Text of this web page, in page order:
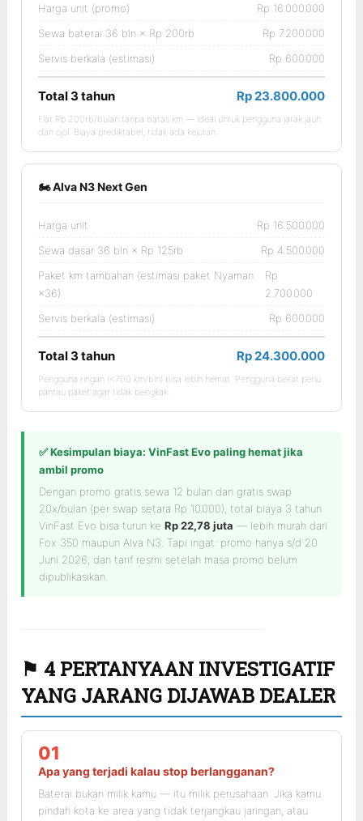
Harga unit (promo)
Rp 16.000.000
Sewa baterai 36 bln × Rp 200rb
Rp 7.200.000
Servis berkala (estimasi)
Rp 600.000
Total 3 tahun Rp 23.800.000
Flat Rp 200rb/bulan tanpa batas km — ideal untuk pengguna jarak jauh
dan ojol. Biaya prediktabel, tidak ada kejutan.
🏍️ Alva N3 Next Gen
Harga unit
Rp 16.500.000
Sewa dasar 36 bln × Rp 125rb
Rp 4.500.000
Paket km tambahan (estimasi paket Nyaman
×36)
Rp
2.700.000
Servis berkala (estimasi)
Rp 600.000
Total 3 tahun Rp 24.300.000
Pengguna ringan (<700 km/bln) bisa lebih hemat. Pengguna berat perlu
pantau paket agar tidak bengkak.
✅ Kesimpulan biaya: VinFast Evo paling hemat jika
ambil promo
Dengan promo gratis sewa 12 bulan dan gratis swap
20x/bulan (per swap setara Rp 10.000), total biaya 3 tahun
VinFast Evo bisa turun ke Rp 22,78 juta — lebih murah dari
Fox 350 maupun Alva N3. Tapi ingat: promo hanya s/d 20
Juni 2026, dan tarif resmi setelah masa promo belum
dipublikasikan.
⚑ 4 PERTANYAAN INVESTIGATIF
YANG JARANG DIJAWAB DEALER
01
Apa yang terjadi kalau stop berlangganan?
Baterai bukan milik kamu — itu milik perusahaan. Jika kamu
pindah kota ke area yang tidak terjangkau jaringan, atau